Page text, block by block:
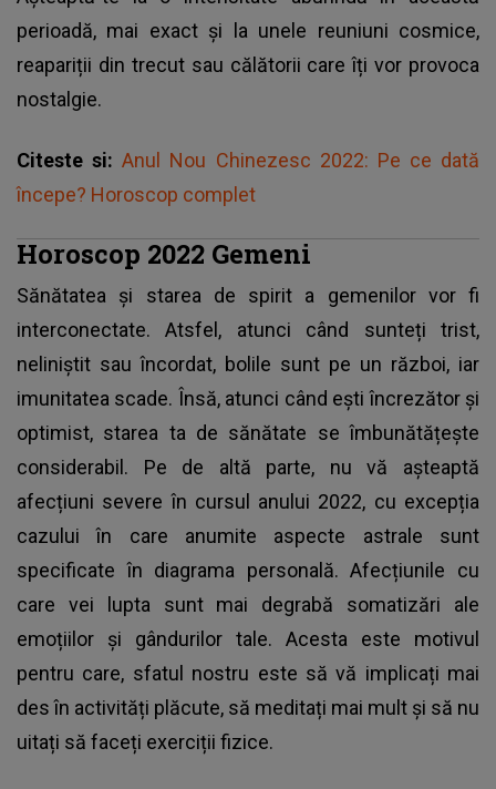
perioadă, mai exact și la unele reuniuni cosmice,
reapariții din trecut sau călătorii care îți vor provoca
nostalgie.
Citeste si:Anul Nou Chinezesc 2022: Pe ce dată
începe? Horoscop complet
Horoscop 2022 Gemeni
Sănătatea și starea de spirit a gemenilor vor fi
interconectate. Atsfel, atunci când sunteți trist,
neliniștit sau încordat, bolile sunt pe un război, iar
imunitatea scade. Însă, atunci când ești încrezător și
optimist, starea ta de sănătate se îmbunătățește
considerabil. Pe de altă parte, nu vă așteaptă
afecțiuni severe în cursul anului 2022, cu excepția
cazului în care anumite aspecte astrale sunt
specificate în diagrama personală. Afecțiunile cu
care vei lupta sunt mai degrabă somatizări ale
emoțiilor și gândurilor tale. Acesta este motivul
pentru care, sfatul nostru este să vă implicați mai
des în activități plăcute, să meditați mai mult și să nu
uitați să faceți exerciții fizice.